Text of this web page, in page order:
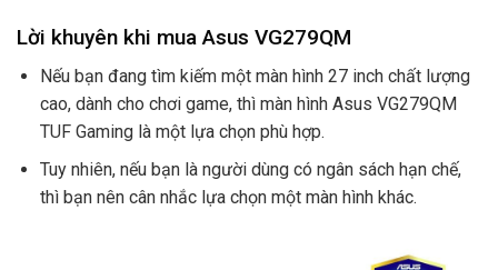
Lời khuyên khi mua Asus VG279QM
Nếu bạn đang tìm kiếm một màn hình 27 inch chất lượng
cao, dành cho chơi game, thì màn hình Asus VG279QM
TUF Gaming là một lựa chọn phù hợp.
Tuy nhiên, nếu bạn là người dùng có ngân sách hạn chế,
thì bạn nên cân nhắc lựa chọn một màn hình khác.